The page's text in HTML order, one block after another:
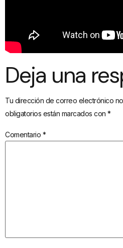
Deja una
Tu dirección de correo electrónico
obligatorios están marcados con *
Comentario *